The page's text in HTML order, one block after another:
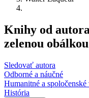
Knihy od
zelenou obálkou
Sledovať autora
Odborné a náučné
Humanitné a spoločenské
História